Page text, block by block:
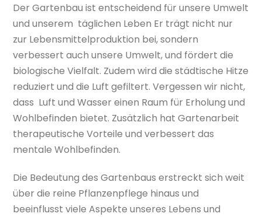
Der Gartenbau ist entscheidend für unsere Umwelt
und unserem täglichen Leben Er trägt nicht nur
zur Lebensmittelproduktion bei, sondern
verbessert auch unsere Umwelt, und fördert die
biologische Vielfalt. Zudem wird die städtische Hitze
reduziert und die Luft gefiltert. Vergessen wir nicht,
dass Luft und Wasser einen Raum für Erholung und
Wohlbefinden bietet. Zusätzlich hat Gartenarbeit
therapeutische Vorteile und verbessert das
mentale Wohlbefinden.
Die Bedeutung des Gartenbaus erstreckt sich weit
über die reine Pflanzenpflege hinaus und
beeinflusst viele Aspekte unseres Lebens und